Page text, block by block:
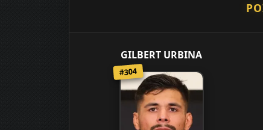
GILBERT URBINA
#304